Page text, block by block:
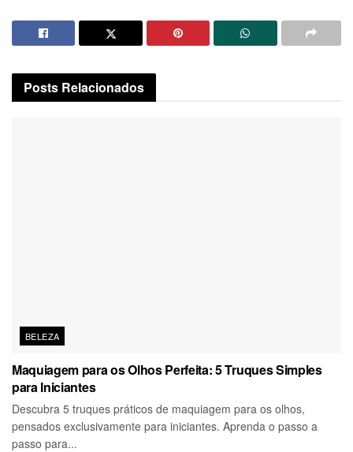
Posts Relacionados
BELEZA
Maquiagem para os Olhos Perfeita: 5 Truques Simples
para Iniciantes
Descubra 5 truques práticos de maquiagem para os olhos,
pensados exclusivamente para iniciantes. Aprenda o passo a
passo para...